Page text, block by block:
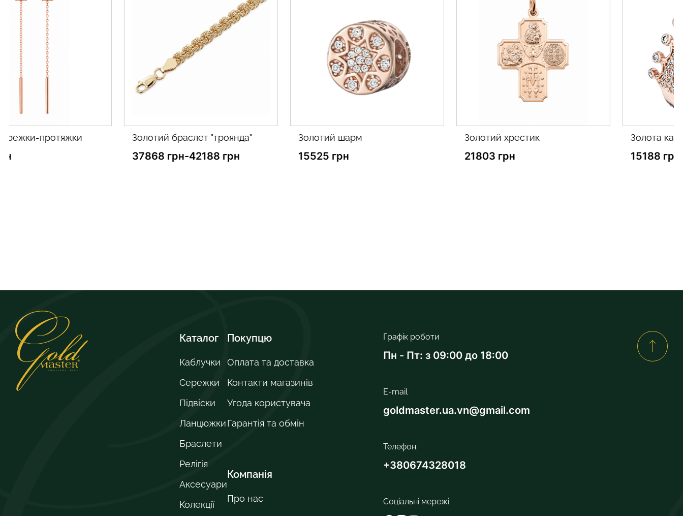
золотий браслет "троянда" золотий шарм
15525 грн
золотий хрестик золота каблучка
Каталог
Каблучки
Сережки
Підвіски
Ланцюжки
Браслети
Релігія
Аксесуари
Колекції
Покупцю
Оплата та доставка
Контакти магазинів
Угода користувача
Гарантія та обмін
Компанія
Про нас
Графік роботи
Пн - Пт: з 09:00 до 18:00
E-mail
goldmaster.ua.vn@gmail.com
Телефон:
+380674328018
Соціальні мережі: